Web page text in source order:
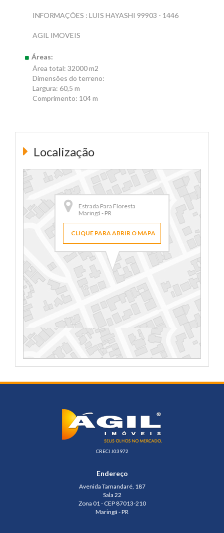
INFORMAÇÕES : LUIS HAYASHI 99903 - 1446
AGIL IMOVEIS
Áreas:
Área total: 32000 m2
Dimensões do terreno:
Largura: 60,5 m
Comprimento: 104 m
Localização
Estrada Para Floresta
Maringá - PR
CLIQUE PARA ABRIR O MAPA
CRECI J03972
Endereço
Avenida Tamandaré, 187
Sala 22
Zona 01 - CEP 87013-210
Maringá - PR